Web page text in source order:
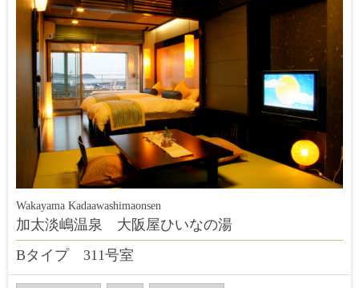
Wakayama Kadaawashimaonsen
加太淡嶋温泉 大阪屋ひいなの湯
Bタイプ 311号室